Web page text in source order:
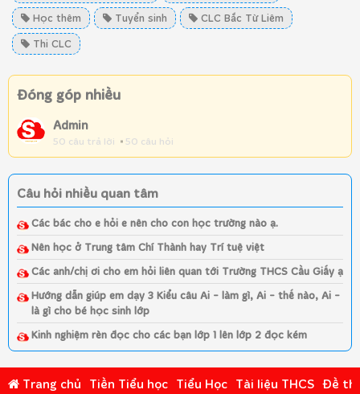
Học thêm
Tuyển sinh
CLC Bắc Từ Liêm
Thi CLC
Đóng góp nhiều
Admin
50 câu trả lời 50 câu hỏi
Câu hỏi nhiều quan tâm
Các bác cho e hỏi e nên cho con học trường nào ạ.
Nên học ở Trung tâm Chí Thành hay Trí tuệ việt
Các anh/chị ơi cho em hỏi liên quan tới Trường THCS Cầu Giấy ạ
Hướng dẫn giúp em dạy 3 Kiểu câu Ai - làm gì, Ai - thế nào, Ai -
là gì cho bé học sinh lớp
Kinh nghiệm rèn đọc cho các bạn lớp 1 lên lớp 2 đọc kém
Trang chủ Tiền Tiểu học Tiểu Học Tài liệu THCS Đề thi